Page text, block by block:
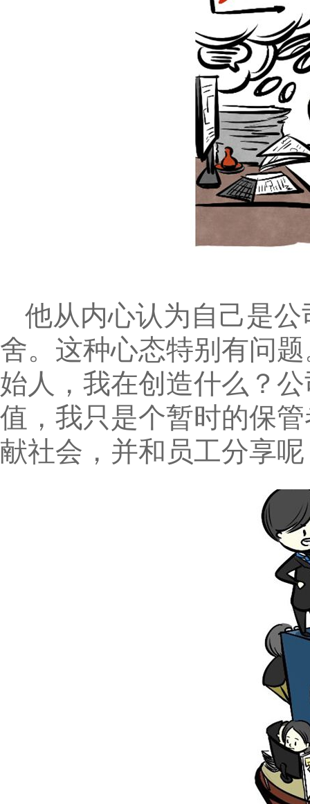
他从内心认为自己是
舍。这种心态特别有问
始人，我在创造什么？
值，我只是个暂时的保
献社会，并和员工分享